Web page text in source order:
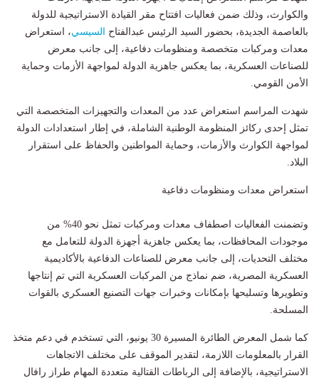
والكوارث، وذلك ضمن فعاليات افتتاح مقر القيادة الاستراتيجية للدولة
بالعاصمة الجديدة، بحضور السيد الرئيس عبدالفتاح السيسي، استعراض
معدات ومركبات متخصصة ومنظومات دفاعية، إلى جانب معرض
للصناعات العسكرية، بما يعكس جاهزية الدولة لمواجهة الأزمات وحماية
الأمن القومي.
شهدت المراسم استعراض عدد من المعدات والتجهيزات المتخصصة التي
تمثل إحدى ركائز المنظومة الوطنية الشاملة، في إطار استعدادات الدولة
لمواجهة الكوارث والأزمات، وحماية المواطنين والحفاظ على استقرار
البلاد.
استعراض معدات ومنظومات دفاعية
وتضمنت الفعاليات اصطفاف معدات ومركبات تمثل نحو 40% من
موجودات المحافظات، بما يعكس جاهزية أجهزة الدولة للتعامل مع
مختلف التحديات، إلى جانب معرض للصناعات الدفاعية بالأكاديمية
العسكرية المصرية، ضم نماذج من المركبات العسكرية التي تم إنتاجها
وتطويرها وتسليحها بإمكانات وخبرات جهات التصنيع العسكري بالقوات
المسلحة.
كما شمل المعرض الطائرة المسيرة 30 يونيو، التي تستخدم في دعم متخذ
القرار بالمعلومات اللازمة، لتقدير الموقف على مختلف الاتجاهات
الاستراتيجية، بالإضافة إلى الرباطات القتالية متعددة المهام طراز رافال